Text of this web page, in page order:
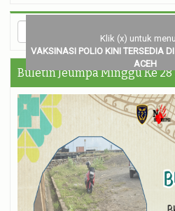
Buletin Jeumpa Minggu Ke 28
Klik (x) untuk
VAKSINASI POLIO KINI TERSEDIA
ACEH